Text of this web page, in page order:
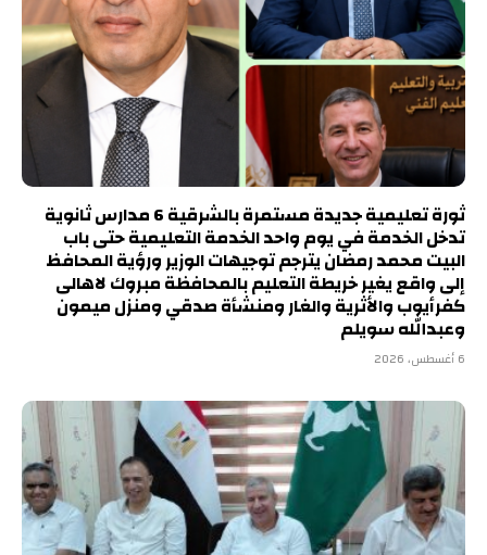
ثورة تعليمية جديدة مستمرة بالشرقية 6 مدارس ثانوية
تدخل الخدمة في يوم واحد الخدمة التعليمية حتى باب
البيت محمد رمضان يترجم توجيهات الوزير ورؤية المحافظ
إلى واقع يغير خريطة التعليم بالمحافظة مبروك لاهالى
كفرأيوب والأثرية والغار ومنشأة صدقي ومنزل ميمون
وعبدالله سويلم
6 أغسطس، 2026